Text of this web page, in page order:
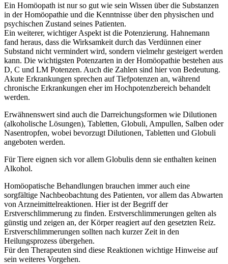
Ein Homöopath ist nur so gut wie sein Wissen über die Substanzen
in der Homöopathie und die Kenntnisse über den physischen und
psychischen Zustand seines Patienten.
Ein weiterer, wichtiger Aspekt ist die Potenzierung. Hahnemann
fand heraus, dass die Wirksamkeit durch das Verdünnen einer
Substand nicht vermindert wird, sondern vielmehr gesteigert werden
kann. Die wichtigsten Potenzarten in der Homöopathie bestehen aus
D, C und LM Potenzen. Auch die Zahlen sind hier von Bedeutung.
Akute Erkrankungen sprechen auf Tiefpotenzen an, während
chronische Erkrankungen eher im Hochpotenzbereich behandelt
werden.
Erwähnenswert sind auch die Darreichungsformen wie Dilutionen
(alkoholische Lösungen), Tabletten, Globuli, Ampullen, Salben oder
Nasentropfen, wobei bevorzugt Dilutionen, Tabletten und Globuli
angeboten werden.
Für Tiere eignen sich vor allem Globulis denn sie enthalten keinen
Alkohol.
Homöopatische Behandlungen brauchen immer auch eine
sorgfältige Nachbeobachtung des Patienten, vor allem das Abwarten
von Arzneimittelreaktionen. Hier ist der Begriff der
Erstverschlimmerung zu finden. Erstverschlimmerungen gelten als
günstig und zeigen an, der Körper reagiert auf den gesetzten Reiz.
Erstverschlimmerungen sollten nach kurzer Zeit in den
Heilungsprozess übergehen.
Für den Therapeuten sind diese Reaktionen wichtige Hinweise auf
sein weiteres Vorgehen.